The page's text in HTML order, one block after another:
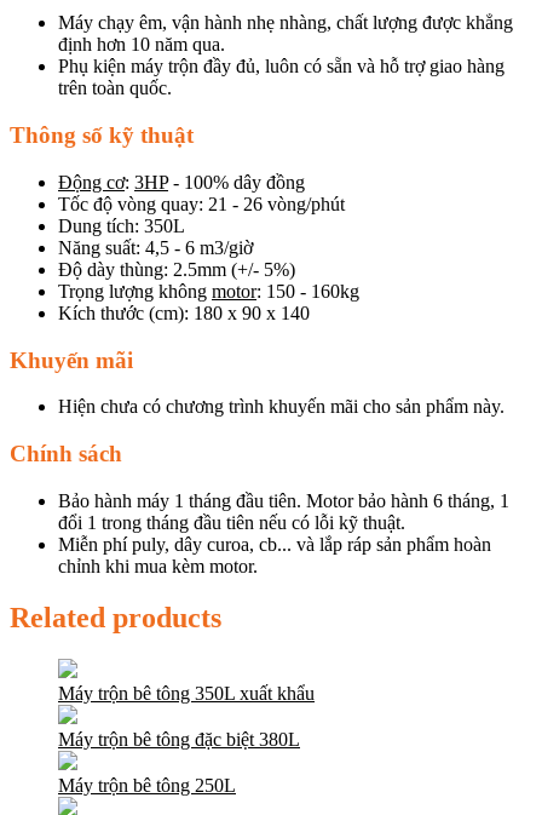
Máy chạy êm, vận hành nhẹ nhàng, chất lượng được khẳng
định hơn 10 năm qua.
Phụ kiện máy trộn đầy đủ, luôn có sẵn và hỗ trợ giao hàng
trên toàn quốc.
Thông số kỹ thuật
Động cơ: 3HP- 100% dây đồng
Tốc độ vòng quay: 21 - 26 vòng/phút
Dung tích: 350L
Năng suất: 4,5 - 6 m3/giờ
Độ dày thùng: 2.5mm (+/- 5%)
Trọng lượng không motor: 150 - 160kg
Kích thước (cm): 180 x 90 x 140
Khuyến mãi
Hiện chưa có chương trình khuyến mãi cho sản phẩm này.
Chính sách
Bảo hành máy 1 tháng đầu tiên. Motor bảo hành 6 tháng, 1
đổi 1 trong tháng đầu tiên nếu có lỗi kỹ thuật.
Miễn phí puly, dây curoa, cb... và lắp ráp sản phẩm hoàn
chỉnh khi mua kèm motor.
Related products
Máy trộn bê tông 350L xuất khẩu
Máy trộn bê tông đặc biệt 380L
Máy trộn bê tông 250L